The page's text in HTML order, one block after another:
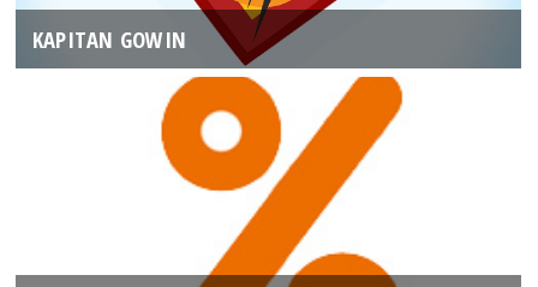
KAPITAN GOWIN